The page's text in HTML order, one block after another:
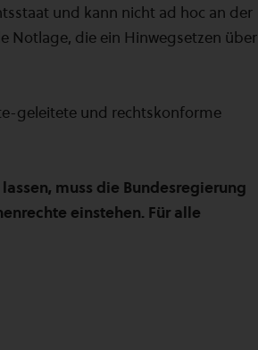
und kann nicht ad hoc an der
Notlage, die ein Hinwegsetzen über
geleitete und rechtskonforme
muss die Bundesregierung
einstehen. Für alle